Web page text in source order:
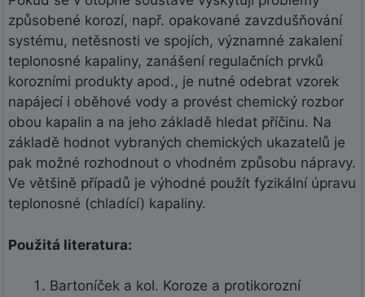
způsobené korozí, např. opakované zavzdušňování
systému, netěsnosti ve spojích, významné zakalení
teplonosné kapaliny, zanášení regulačních prvků
korozními produkty apod., je nutné odebrat vzorek
napájecí i oběhové vody a provést chemický rozbor
obou kapalin a na jeho základě hledat příčinu. Na
základě hodnot vybraných chemických ukazatelů je
pak možné rozhodnout o vhodném způsobu nápravy.
Ve většině případů je výhodné použít fyzikální úpravu
teplonosné (chladící) kapaliny.
Použitá literatura:
Bartoníček a kol. Koroze a protikorozní